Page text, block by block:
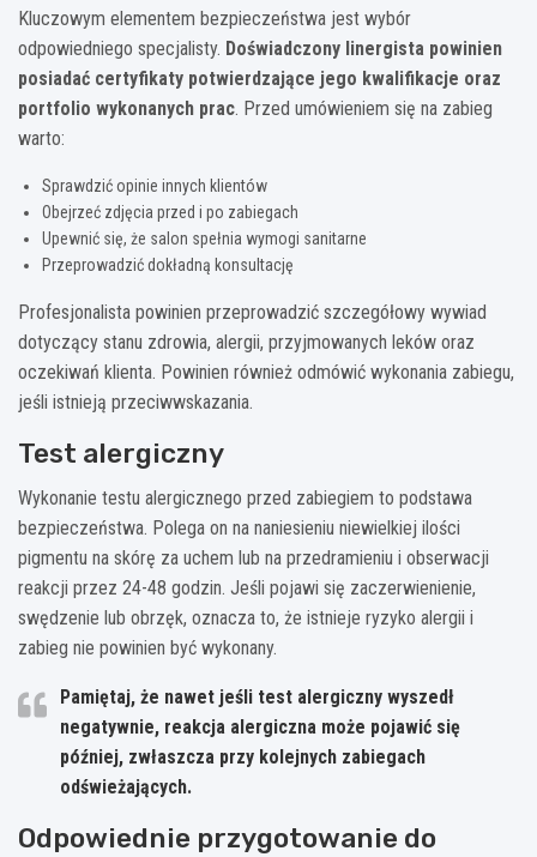
Kluczowym elementem bezpieczeństwa jest wybór
odpowiedniego specjalisty. Doświadczony linergista powinien
posiadać certyfikaty potwierdzające jego kwalifikacje oraz
portfolio wykonanych prac. Przed umówieniem się na zabieg
warto:
Sprawdzić opinie innych klientów
Obejrzeć zdjęcia przed i po zabiegach
Upewnić się, że salon spełnia wymogi sanitarne
Przeprowadzić dokładną konsultację
Profesjonalista powinien przeprowadzić szczegółowy wywiad
dotyczący stanu zdrowia, alergii, przyjmowanych leków oraz
oczekiwań klienta. Powinien również odmówić wykonania zabiegu,
jeśli istnieją przeciwwskazania.
Test alergiczny
Wykonanie testu alergicznego przed zabiegiem to podstawa
bezpieczeństwa. Polega on na naniesieniu niewielkiej ilości
pigmentu na skórę za uchem lub na przedramieniu i obserwacji
reakcji przez 24-48 godzin. Jeśli pojawi się zaczerwienienie,
swędzenie lub obrzęk, oznacza to, że istnieje ryzyko alergii i
zabieg nie powinien być wykonany.
Pamiętaj, że nawet jeśli test alergiczny wyszedł
negatywnie, reakcja alergiczna może pojawić się
później, zwłaszcza przy kolejnych zabiegach
odświeżających.
Odpowiednie przygotowanie do